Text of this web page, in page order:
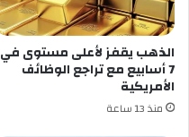
الذهب يقفز لأعلى مستوى في
7 أسابيع مع تراجع الوظائف
الأمريكية
منذ 13 ساعة